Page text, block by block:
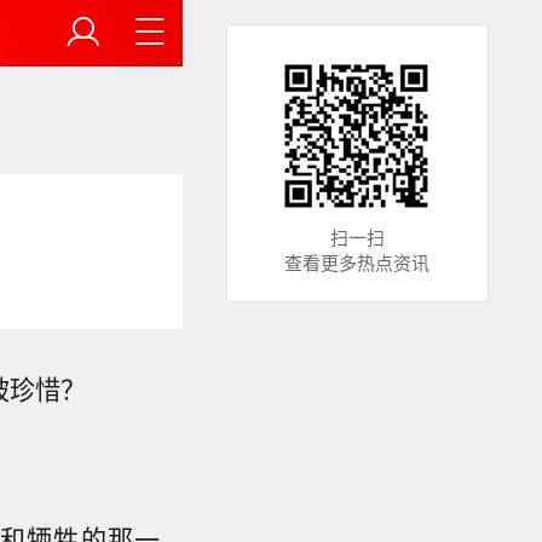
惜？
扫一扫
查看更多热点资讯